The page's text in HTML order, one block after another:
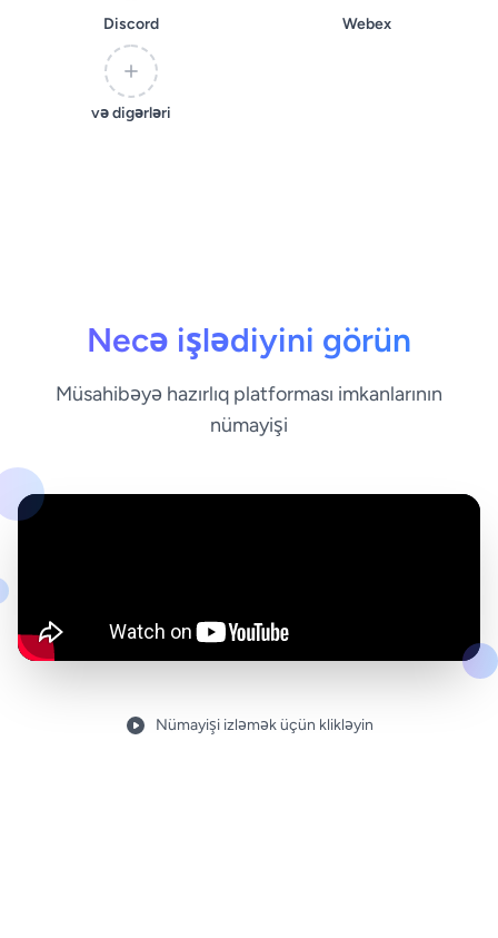
Discord Webex
və digərləri
Necə işlədiyini görün
Müsahibəyə hazırlıq platforması imkanlarının
nümayişi
Nümayişi izləmək üçün klikləyin